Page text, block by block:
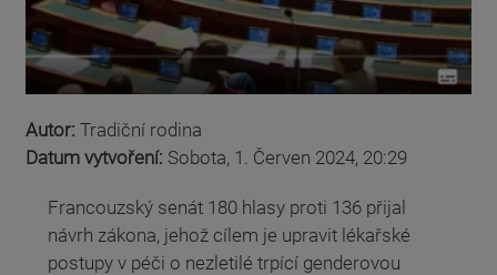
Autor: Tradiční rodina
Datum vytvoření: Sobota, 1. Červen 2024, 20:29
Francouzský senát 180 hlasy proti 136 přijal
návrh zákona, jehož cílem je upravit lékařské
postupy v péči o nezletilé trpící genderovou